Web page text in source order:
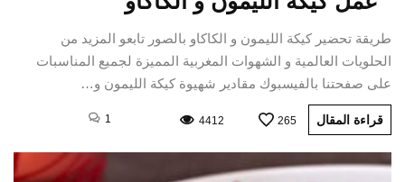
طريقة تحضير كيكة الليمون و الكاكاو بالصور تابعو المزيد من
الحلويات العالمية و الشهوات المغربية المميزة لجميع المناسبات
على صفحتنا بالفيسبوك مقادير شهيوة كيكة الليمون و…
قراءة المقال 265
4412
1